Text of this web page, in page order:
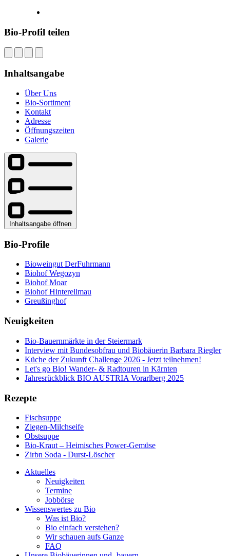
Bio-Profil teilen
Inhaltsangabe
Über Uns
Bio-Sortiment
Kontakt
Adresse
Öffnungszeiten
Galerie
Inhaltsangabe öffnen
Bio-Profile
Bioweingut DerFuhrmann
Biohof Wegozyn
Biohof Moar
Biohof Hinterellmau
Greußinghof
Neuigkeiten
Bio-Bauernmärkte in der Steiermark
Interview mit Bundesobfrau und Biobäuerin Barbara Riegler
Küche der Zukunft Challenge 2026 - Jetzt teilnehmen!
Let's go Bio! Wander- & Radtouren in Kärnten
Jahresrückblick BIO AUSTRIA Vorarlberg 2025
Rezepte
Fischsuppe
Ziegen-Milchseife
Obstsuppe
Bio-Kraut – Heimisches Power-Gemüse
Zirbn Soda - Durst-Löscher
Aktuelles
Neuigkeiten
Termine
Jobbörse
Wissenswertes zu Bio
Was ist Bio?
Bio einfach verstehen?
Wir schauen aufs Ganze
FAQ